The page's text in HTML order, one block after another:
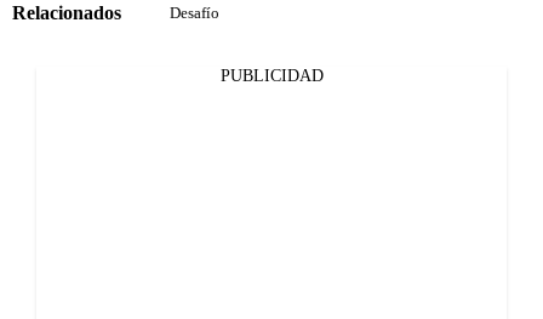
Relacionados Desafío
PUBLICIDAD